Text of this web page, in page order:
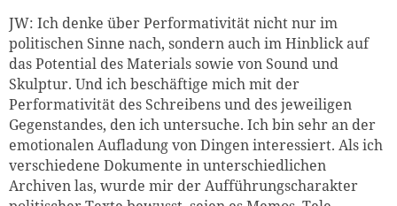
JW: Ich denke über Performativität nicht nur im
politischen Sinne nach, sondern auch im Hinblick auf
das Potential des Materials sowie von Sound und
Skulptur. Und ich beschäftige mich mit der
Performativität des Schreibens und des jeweiligen
Gegenstandes, den ich untersuche. Ich bin sehr an der
emotionalen Aufladung von Dingen interessiert. Als ich
verschiedene Dokumente in unterschiedlichen
Archiven las, wurde mir der Aufführungscharakter